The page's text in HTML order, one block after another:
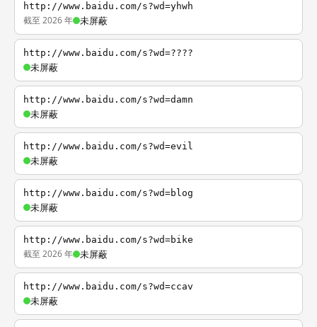
http://www.baidu.com/s?wd=yhwh
截至 2026 年 未屏蔽
http://www.baidu.com/s?wd=????
未屏蔽
http://www.baidu.com/s?wd=damn
未屏蔽
http://www.baidu.com/s?wd=evil
未屏蔽
http://www.baidu.com/s?wd=blog
未屏蔽
http://www.baidu.com/s?wd=bike
截至 2026 年 未屏蔽
http://www.baidu.com/s?wd=ccav
未屏蔽